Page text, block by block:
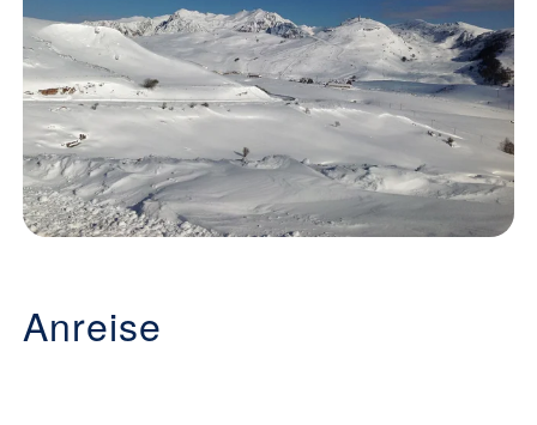
Anreise